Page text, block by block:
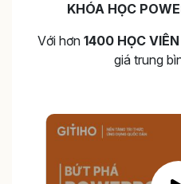
KHÓA HỌC
Với hơn 1400 HỌC VIÊN
giá trung